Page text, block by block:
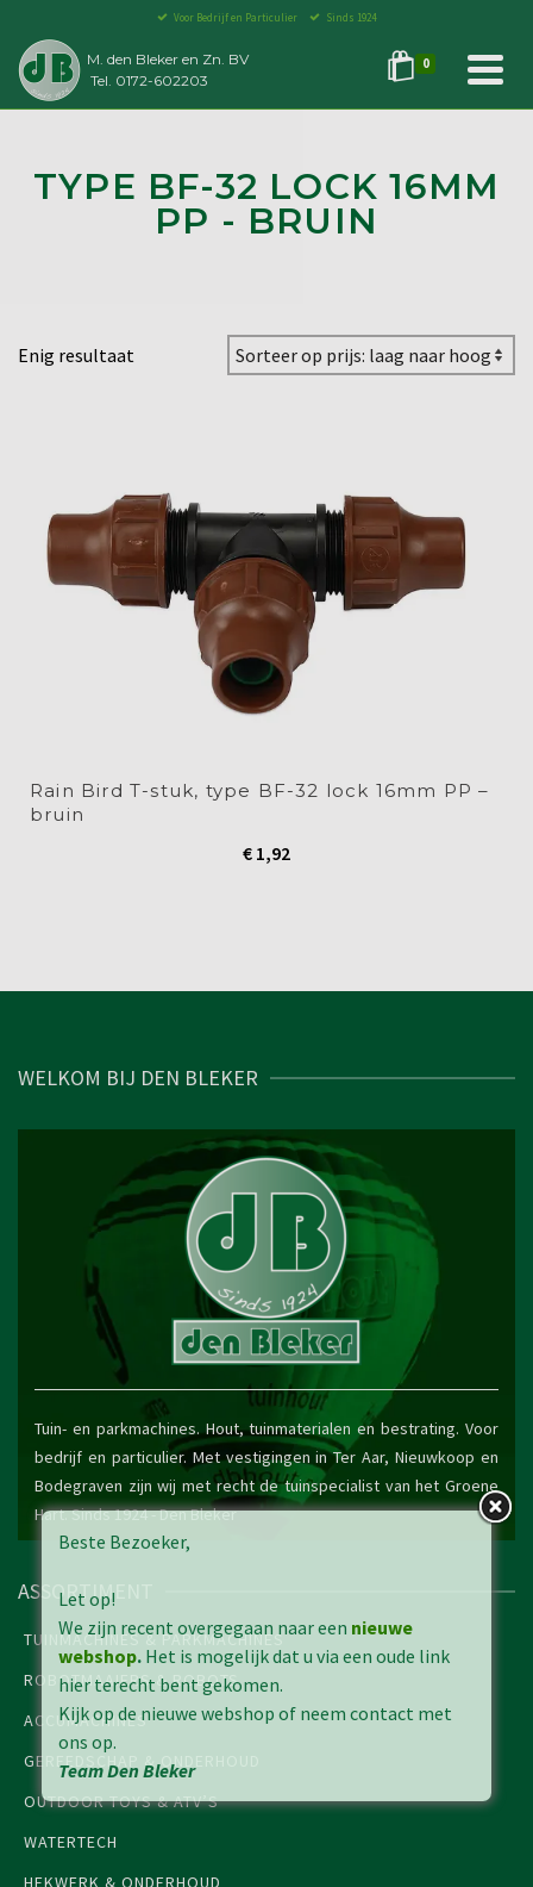
Voor Bedrijf en Particulier Sinds 1924
M. den Bleker en Zn. BV
Tel. 0172-602203
0
TYPE BF-32 LOCK 16MM
PP - BRUIN
Enig resultaat
Rain Bird T-stuk, type BF-32 lock 16mm PP –
bruin
€ 1,92
WELKOM BIJ DEN BLEKER
Tuin- en parkmachines. Hout, tuinmaterialen en bestrating. Voor
bedrijf en particulier. Met vestigingen in Ter Aar, Nieuwkoop en
Bodegraven zijn wij met recht de tuinspecialist van het Groene
Hart. Sinds 1924 -Den Bleker
ASSORTIMENT
TUINMACHINES & PARKMACHINES
ROBOTMAAIERS & ROBOTS
ACCUMACHINES
GEREEDSCHAP & ONDERHOUD
OUTDOOR TOYS & ATV’S
WATERTECH
HEKWERK & ONDERHOUD
Beste Bezoeker,
Let op!
We zijn recent overgegaan naar een nieuwe
webshop. Het is mogelijk dat u via een oude link
hier terecht bent gekomen.
Kijk op de nieuwe webshop of neem contact met
ons op.
Team Den Bleker